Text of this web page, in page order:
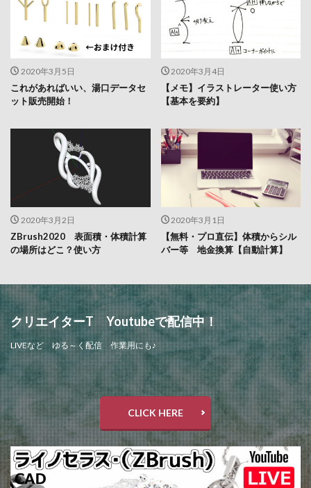
2020年3月5日
これがあればいい、湯口データセ
ット販売開始！
2020年3月4日
【メモ】イラストレーター使い方
【基本を要約】
2020年3月2日
ZBrush2020 表面積・体積計算
の場所はどこ？使い方
2020年3月1日
【無料・プロ直伝】体積からシル
バー等 地金換算【自動計算】
クリエイターT Youtubeで配信中！
LIVEなど ゆる～く配信 作業用にも♪
CLICK HERE